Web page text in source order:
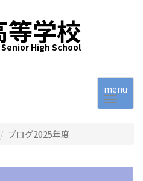
等学校
High School
menu
ブログ2025年度